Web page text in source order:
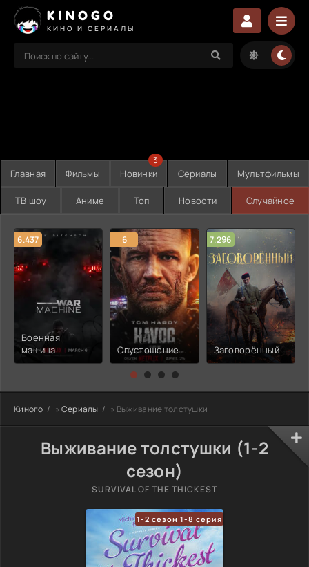
KINOGO
КИНО И СЕРИАЛЫ
Главная Фильмы Новинки
3
Сериалы Мультфильмы
ТВ шоу Аниме Топ Новости Случайное
6.437
Военная
машина
6
Опустошение
7.296
Заговорённый
Киного » Сериалы » Выживание толстушки
Выживание толстушки (1-2
сезон)
SURVIVAL OF THE THICKEST
1-2 сезон 1-8 серия